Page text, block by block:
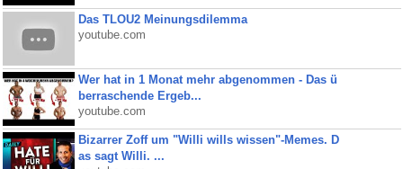
Das TLOU2 Meinungsdilemma
youtube.com
Wer hat in 1 Monat mehr abgenommen - Das ü
berraschende Ergeb...
youtube.com
Bizarrer Zoff um "Willi wills wissen"-Memes. D
as sagt Willi. ...